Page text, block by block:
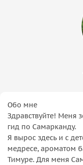
Обо мне
Здравствуйте! Меня
гид по Самарканду.
Я вырос здесь и с
медресе, ароматом
Тимуре. Для меня